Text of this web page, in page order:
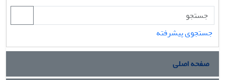
جستجوی پیشرفته
صفحه اصلی